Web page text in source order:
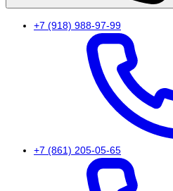
+7 (918) 988-97-99
+7 (861) 205-05-65